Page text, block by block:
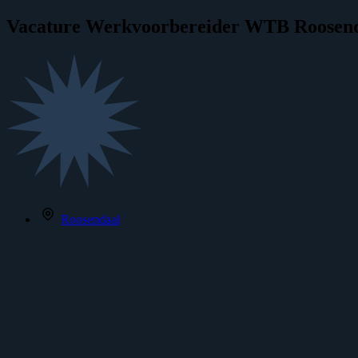
Vacature Werkvoorbereider WTB
Roosendaal